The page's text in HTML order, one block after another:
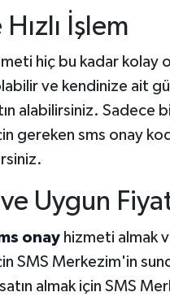
İşlem
hiç bu kadar kolay
ve kendinize ait
alabilirsiniz. Sadece
gereken sms onay
Uygun
onayhizmeti almak
SMS Merkezim'in
almak için SMS